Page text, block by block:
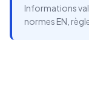
Informations
normes EN,